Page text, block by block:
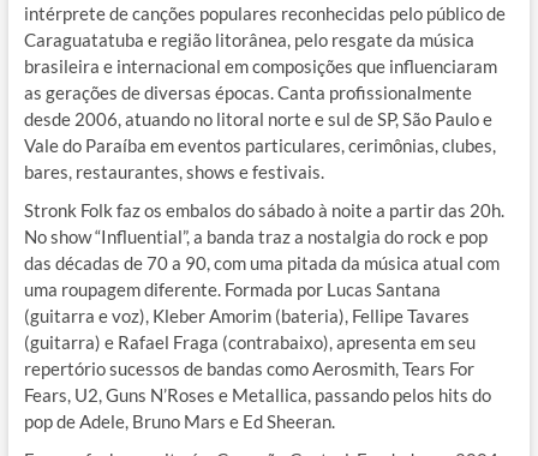
intérprete de canções populares reconhecidas pelo público de
Caraguatatuba e região litorânea, pelo resgate da música
brasileira e internacional em composições que influenciaram
as gerações de diversas épocas. Canta profissionalmente
desde 2006, atuando no litoral norte e sul de SP, São Paulo e
Vale do Paraíba em eventos particulares, cerimônias, clubes,
bares, restaurantes, shows e festivais.
Stronk Folk faz os embalos do sábado à noite a partir das 20h.
No show “Influential”, a banda traz a nostalgia do rock e pop
das décadas de 70 a 90, com uma pitada da música atual com
uma roupagem diferente. Formada por Lucas Santana
(guitarra e voz), Kleber Amorim (bateria), Fellipe Tavares
(guitarra) e Rafael Fraga (contrabaixo), apresenta em seu
repertório sucessos de bandas como Aerosmith, Tears For
Fears, U2, Guns N’Roses e Metallica, passando pelos hits do
pop de Adele, Bruno Mars e Ed Sheeran.